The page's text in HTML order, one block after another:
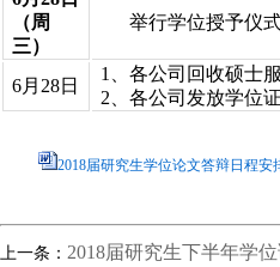
（周
三）
举行学位授予仪
6月28日
1、各公司回收硕士
2、各公司发放学位证
2018届研究生学位论文答辩日程安
上一条： 2018届研究生下半年学